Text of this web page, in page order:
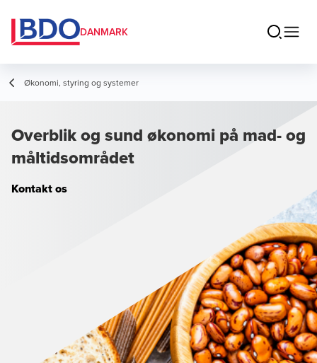
DANMARK
Økonomi, styring og systemer
Overblik og sund økonomi på mad- og
måltidsområdet
Kontakt os